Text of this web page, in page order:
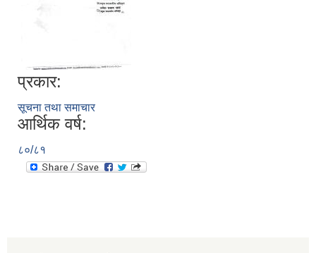
प्रकार:
सूचना तथा समाचार
आर्थिक वर्ष:
८०/८१